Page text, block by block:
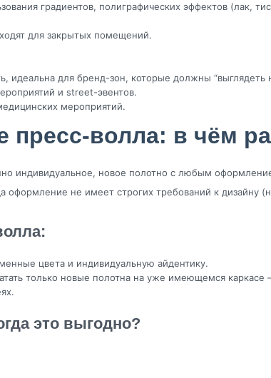
градиентов, полиграфических эффектов (лак,
для закрытых помещений.
идеальна для бренд-зон, которые должны
и street-эвентов.
мероприятий.
пресс-волла: в чём
индивидуальное, новое полотно с любым
не имеет строгих требований к дизайну
цвета и индивидуальную айдентику.
только новые полотна на уже имеющемся
это выгодно?